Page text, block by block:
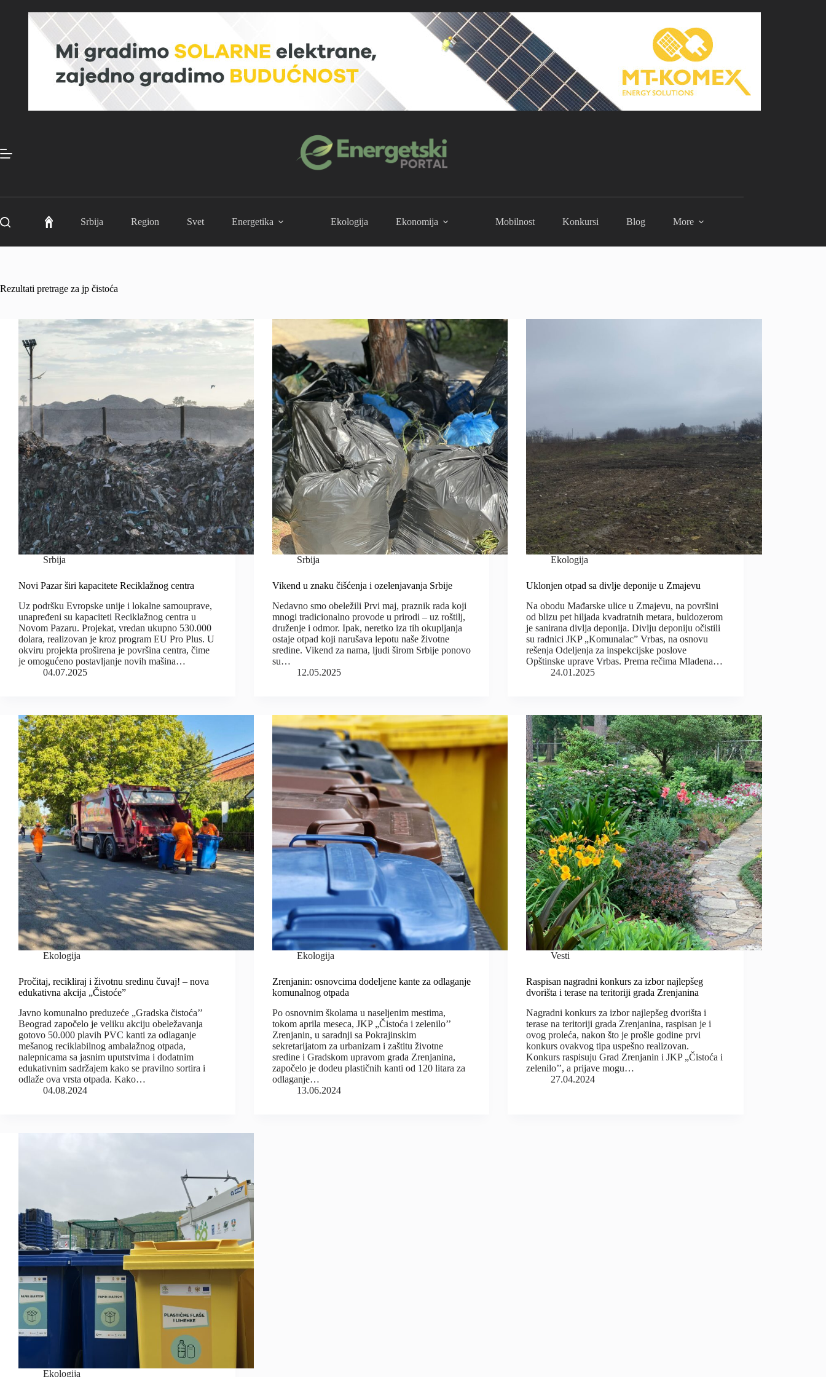
Srbija Region Svet Energetika Ekologija Ekonomija Mobilnost Konkursi Blog More
Rezultati pretrage za jp čistoća
Srbija
Novi Pazar širi kapacitete Reciklažnog centra
Uz podršku Evropske unije i lokalne samouprave,
unapređeni su kapaciteti Reciklažnog centra u
Novom Pazaru. Projekat, vredan ukupno 530.000
dolara, realizovan je kroz program EU Pro Plus. U
okviru projekta proširena je površina centra, čime
je omogućeno postavljanje novih mašina…
04.07.2025
Srbija
Vikend u znaku čišćenja i ozelenjavanja Srbije
Nedavno smo obeležili Prvi maj, praznik rada koji
mnogi tradicionalno provode u prirodi – uz roštilj,
druženje i odmor. Ipak, neretko iza tih okupljanja
ostaje otpad koji narušava lepotu naše životne
sredine. Vikend za nama, ljudi širom Srbije ponovo
su…
12.05.2025
Ekologija
Uklonjen otpad sa divlje deponije u Zmajevu
Na obodu Mađarske ulice u Zmajevu, na površini
od blizu pet hiljada kvadratnih metara, buldozerom
je sanirana divlja deponija. Divlju deponiju očistili
su radnici JKP „Komunalac” Vrbas, na osnovu
rešenja Odeljenja za inspekcijske poslove
Opštinske uprave Vrbas. Prema rečima Mladena…
24.01.2025
Ekologija
Pročitaj, recikliraj i životnu sredinu čuvaj! – nova
edukativna akcija „Čistoće”
Javno komunalno preduzeće „Gradska čistoća’’
Beograd započelo je veliku akciju obeležavanja
gotovo 50.000 plavih PVC kanti za odlaganje
mešanog reciklabilnog ambalažnog otpada,
nalepnicama sa jasnim uputstvima i dodatnim
edukativnim sadržajem kako se pravilno sortira i
odlaže ova vrsta otpada. Kako…
04.08.2024
Ekologija
Zrenjanin: osnovcima dodeljene kante za odlaganje
komunalnog otpada
Po osnovnim školama u naseljenim mestima,
tokom aprila meseca, JKP „Čistoća i zelenilo’’
Zrenjanin, u saradnji sa Pokrajinskim
sekretarijatom za urbanizam i zaštitu životne
sredine i Gradskom upravom grada Zrenjanina,
započelo je dodeu plastičnih kanti od 120 litara za
odlaganje…
13.06.2024
Vesti
Raspisan nagradni konkurs za izbor najlepšeg
dvorišta i terase na teritoriji grada Zrenjanina
Nagradni konkurs za izbor najlepšeg dvorišta i
terase na teritoriji grada Zrenjanina, raspisan je i
ovog proleća, nakon što je prošle godine prvi
konkurs ovakvog tipa uspešno realizovan.
Konkurs raspisuju Grad Zrenjanin i JKP „Čistoća i
zelenilo’’, a prijave mogu…
27.04.2024
Ekologija